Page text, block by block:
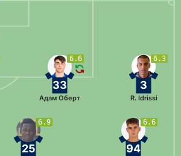
6.3
3
R. Idrissi
6.6
33
Адам Оберт
6.6
94
6.9
25